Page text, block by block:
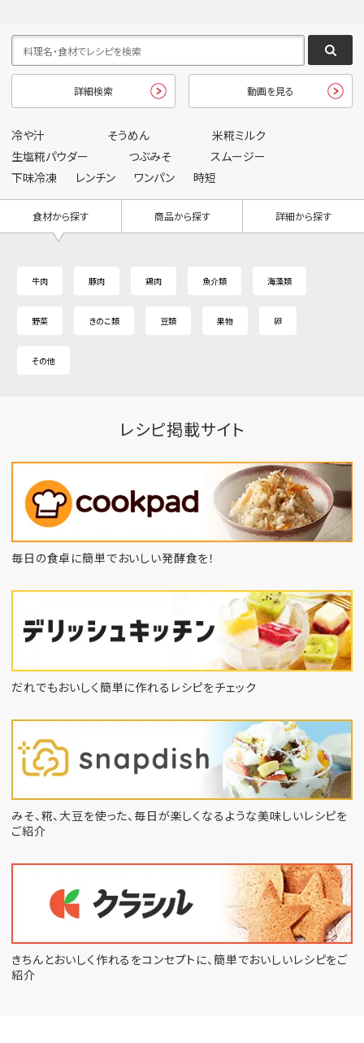
詳細検索 動画を見る
冷や汁 そうめん
米糀ミルク
生塩糀パウダー
つぶみそ
スムージー
下味冷凍
レンチン ワンパン 時短
食材から探す 商品から探す 詳細から探す
牛肉 豚肉 鶏肉 魚介類 海藻類
野菜 きのこ類 豆類 果物 卵
その他
レシピ掲載サイト
毎日の食卓に簡単でおいしい発酵食を！
だれでもおいしく簡単に作れるレシピをチェック
みそ、糀、大豆を使った、毎日が楽しくなるような美味しいレシピを
ご紹介
きちんとおいしく作れるをコンセプトに、簡単でおいしいレシピをご
紹介